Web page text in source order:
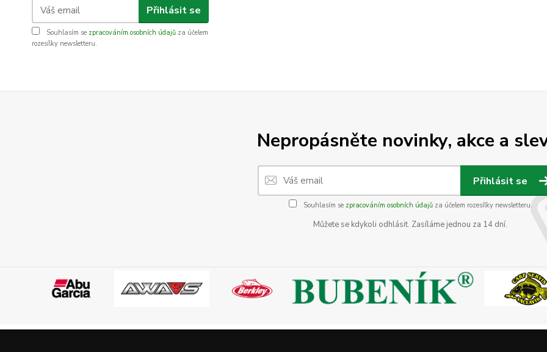
Přihlásit se
Souhlasím se zpracováním osobních údajů za účelem
rozesílky newsletteru.
Nepropásněte novinky, akce a
Přihlásit se
Souhlasím se zpracováním osobních údajůza účelem rozesílky newsletteru.
Můžete se kdykoli odhlásit. Zasíláme jednou za 14 dní.